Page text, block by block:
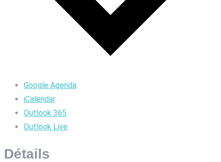
Google Agenda
iCalendar
Outlook 365
Outlook Live
Détails